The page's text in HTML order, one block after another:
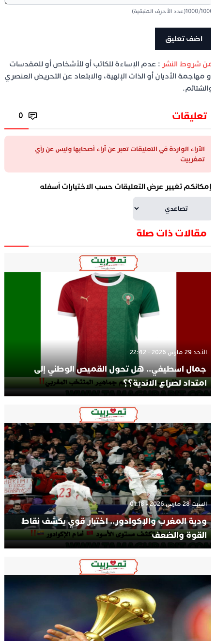
/
1000(عدد الأحرف المتبقية)
شروط النشر: عدم الإساءة للكاتب أو للأشخاص أو للمقدسات
مهاجمة الأديان أو الذات الإلهية، والابتعاد عن التحريض العنصري
تعليقات 0
الآراء الواردة في التعليقات تعبر عن آراء أصحابها وليس عن رأي
تمغربيت
تغيير عرض التعليقات حسب الاختيارات أسفله
مقالات ذات صلة
الأحد 29 مارس 2026 - 22:42
جمال اسطيفي.. هل تحول القميص الوطني إلى
امتداد لصراع الاندية؟؟
السبت 28 مارس 2026 - 01:18
ودية المغرب والإكوادور.. اختبار قوي يكشف نقاط
القوة والضعف